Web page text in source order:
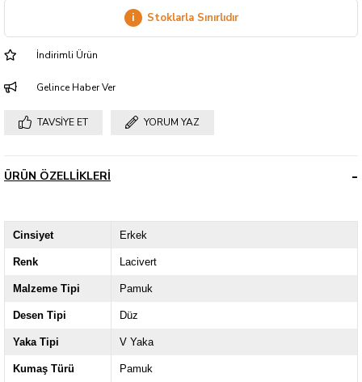
i Stoklarla Sınırlıdır
İndirimli Ürün
Gelince Haber Ver
TAVSIYE ET YORUM YAZ
ÜRÜN ÖZELLIKLERI
Cinsiyet Erkek
Renk Lacivert
Malzeme Tipi Pamuk
Desen Tipi Düz
Yaka Tipi V Yaka
Kumaş Türü Pamuk